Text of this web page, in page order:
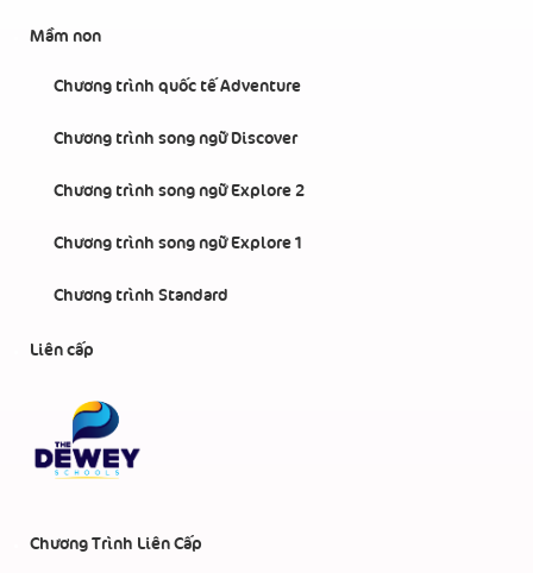
Mầm non
Chương trình quốc tế Adventure
Chương trình song ngữ Discover
Chương trình song ngữ Explore 2
Chương trình song ngữ Explore 1
Chương trình Standard
Liên cấp
Chương Trình Liên Cấp